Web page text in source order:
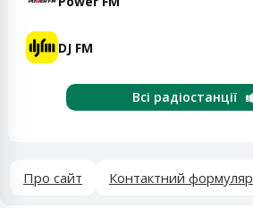
DJ FM
Всі радіостанції
Про сайт Контактний формуляр